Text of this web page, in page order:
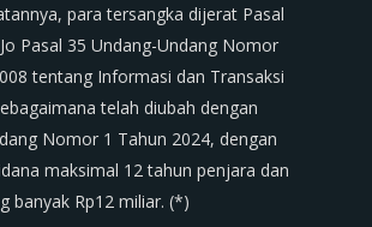
para tersangka dijerat Pasal
Pasal 35 Undang-Undang Nomor
tentang Informasi dan Transaksi
telah diubah dengan
Nomor 1 Tahun 2024, dengan
maksimal 12 tahun penjara dan
banyak Rp12 miliar. (*)